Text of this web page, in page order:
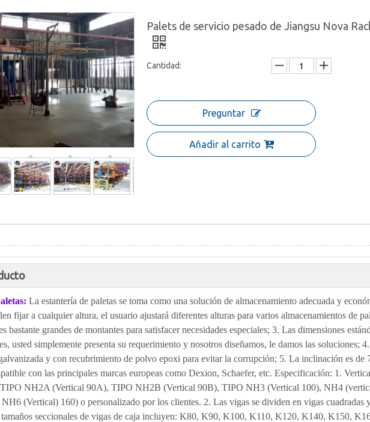
Palets de servicio pesado de Jiangsu Nova
Cantidad:
Preguntar
Añadir al carrito
La estantería de paletas se toma como una solución de almacenamiento adecuada y
fijar a cualquier altura, el usuario ajustará diferentes alturas para varios almacenamientos de
bastante grandes de montantes para satisfacer necesidades especiales; 3. Las dimensiones
usted simplemente presenta su requerimiento y nosotros diseñamos, le damos las soluciones; 4.
y con recubrimiento de polvo epoxi para evitar la corrupción; 5. La inclinación es de
con las principales marcas europeas como Dexion, Schaefer, etc. Especificación: 1.
NH2A (Vertical 90A), TIPO NH2B (Vertical 90B), TIPO NH3 (Vertical 100), NH4
(Vertical) 160) o personalizado por los clientes. 2. Las vigas se dividen en vigas cuadradas
tamaños seccionales de vigas de caja incluyen: K80, K90, K100, K110, K120, K140, K150,